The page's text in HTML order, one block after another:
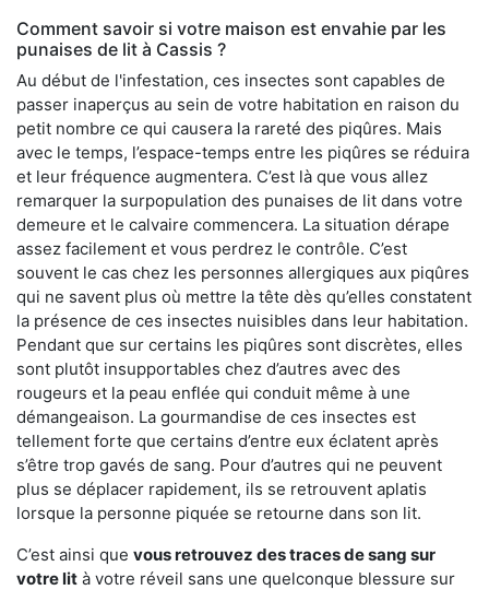
Comment savoir si votre maison est envahie par les
punaises de lit à Cassis ?
Au début de l'infestation, ces insectes sont capables de
passer inaperçus au sein de votre habitation en raison du
petit nombre ce qui causera la rareté des piqûres. Mais
avec le temps, l’espace-temps entre les piqûres se réduira
et leur fréquence augmentera. C’est là que vous allez
remarquer la surpopulation des punaises de lit dans votre
demeure et le calvaire commencera. La situation dérape
assez facilement et vous perdrez le contrôle. C’est
souvent le cas chez les personnes allergiques aux piqûres
qui ne savent plus où mettre la tête dès qu’elles constatent
la présence de ces insectes nuisibles dans leur habitation.
Pendant que sur certains les piqûres sont discrètes, elles
sont plutôt insupportables chez d’autres avec des
rougeurs et la peau enflée qui conduit même à une
démangeaison. La gourmandise de ces insectes est
tellement forte que certains d’entre eux éclatent après
s’être trop gavés de sang. Pour d’autres qui ne peuvent
plus se déplacer rapidement, ils se retrouvent aplatis
lorsque la personne piquée se retourne dans son lit.
C’est ainsi que vous retrouvez des traces de sang sur
votre lit à votre réveil sans une quelconque blessure sur